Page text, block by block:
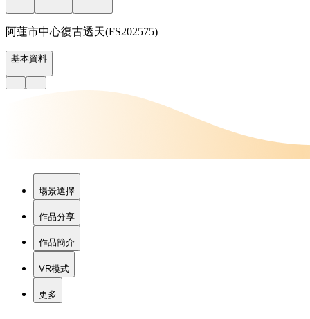
阿蓮市中心復古透天(FS202575)
基本資料
場景選擇
作品分享
作品簡介
VR模式
更多